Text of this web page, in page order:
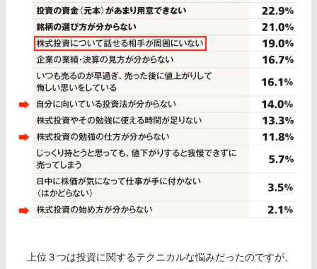
上位３つは投資に関するテクニカルな悩みだったのですが、